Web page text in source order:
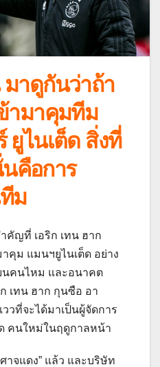
าดูกันว่าถ้า
ามาคุมทีม
ยูไนเต็ด สิ่งที่
คือการ
ม
ำคัญที่ เอริก เทน ฮาก
คุม แมนฯยูไนเต็ด อย่าง
นคนไหม และอนาคต
เทน ฮาก กุนซือ อา
วที่จะได้มาเป็นผู้จัดการ
คนใหม่ในฤดูกาลหน้า
จแดง” แล้ว และบริษัท